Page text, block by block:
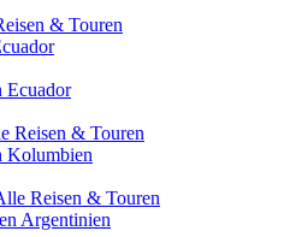
& Touren
Ecuador
& Touren
Kolumbien
Reisen & Touren
Argentinien